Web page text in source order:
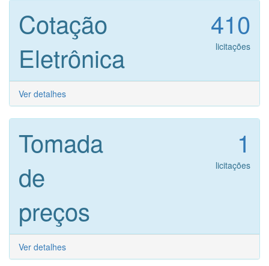
Cotação
Eletrônica
410
licitações
Ver detalhes
Tomada
de
preços
1
licitações
Ver detalhes